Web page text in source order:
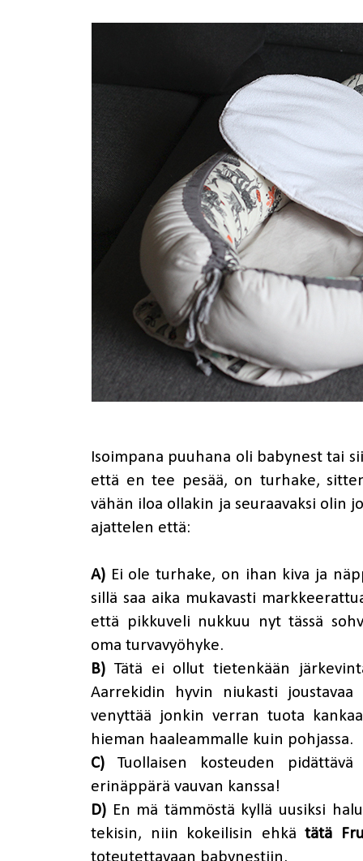
Isoimpana puuhana oli babynest tai
että en tee pesää, on turhake,
vähän iloa ollakin ja seuraavaksi olin
ajattelen että:
A) Ei ole turhake, on ihan kiva ja
sillä saa aika mukavasti
että pikkuveli nukkuu nyt tässä
oma turvavyöhyke.
B) Tätä ei ollut tietenkään
Aarrekidin hyvin niukasti
venyttää jonkin verran tuota
hieman haaleammalle kuin pohjassa.
C) Tuollaisen kosteuden
erinäppärä vauvan kanssa!
D) En mä tämmöstä kyllä uusiksi
tekisin, niin kokeilisin ehkätätä
toteutettavaan babynestiin.